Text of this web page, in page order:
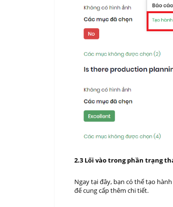
2.3 Lối vào trong phần trạng
Ngay tại đây, bạn có thể tạo
để cung cấp thêm chi tiết.